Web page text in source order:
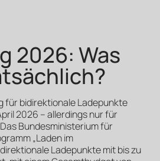
2026: Was
für bidirektionale Ladepunkte
2026 – allerdings nur für
Bundesministerium für
„Laden im
Ladepunkte mit bis zu